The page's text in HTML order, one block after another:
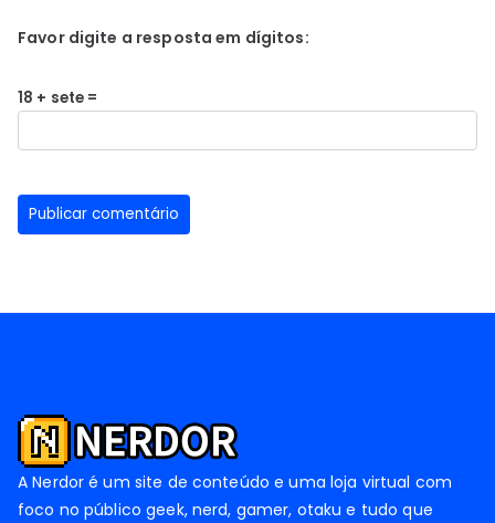
Favor digite a resposta em dígitos:
18 + sete =
A Nerdor é um site de conteúdo e uma loja virtual com
foco no público geek, nerd, gamer, otaku e tudo que